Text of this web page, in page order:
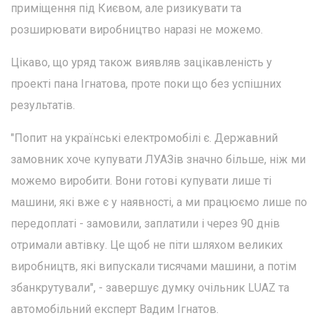
приміщення під Києвом, але ризикувати та
розширювати виробництво наразі не можемо.
Цікаво, що уряд також виявляв зацікавленість у
проекті пана Ігнатова, проте поки що без успішних
результатів.
"Попит на українські електромобілі є. Державний
замовник хоче купувати ЛУАЗів значно більше, ніж ми
можемо виробити. Вони готові купувати лише ті
машини, які вже є у наявності, а ми працюємо лише по
передоплаті - замовили, заплатили і через 90 днів
отримали автівку. Це щоб не піти шляхом великих
виробництв, які випускали тисячами машини, а потім
збанкрутували", - завершує думку очільник LUAZ та
автомобільний експерт Вадим Ігнатов.